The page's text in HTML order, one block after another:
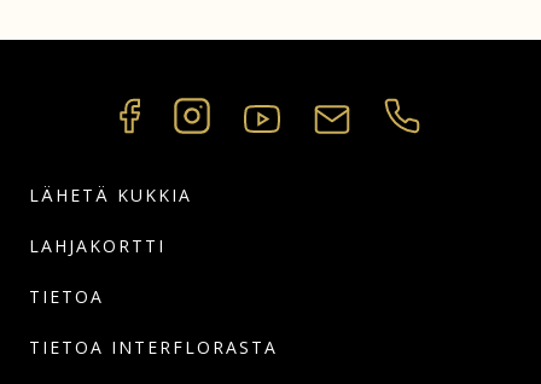
LÄHETÄ KUKKIA
LAHJAKORTTI
TIETOA
TIETOA INTERFLORASTA